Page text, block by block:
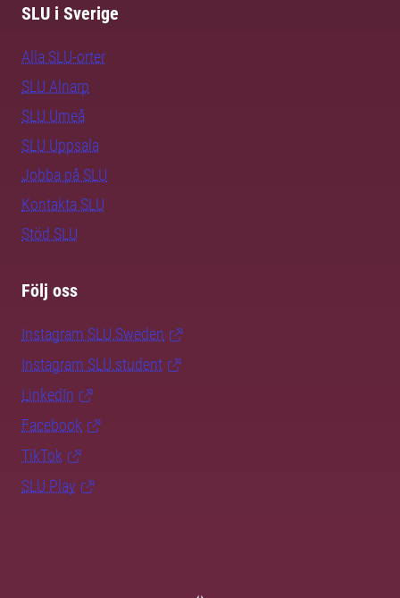
SLU i Sverige
Alla SLU-orter
SLU Alnarp
SLU Umeå
SLU Uppsala
Jobba på SLU
Kontakta SLU
Stöd SLU
Följ oss
Instagram SLU.Sweden
Instagram SLU.student
LinkedIn
Facebook
TikTok
SLU Play